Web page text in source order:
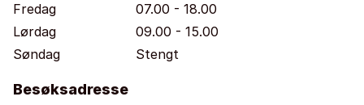
Fredag
07.00 - 18.00
Lørdag
09.00 - 15.00
Søndag
Stengt
Besøksadresse